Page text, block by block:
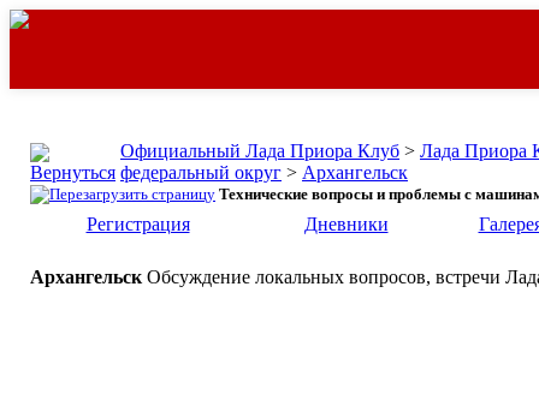
Официальный Лада Приора Клуб > Лада Приора
федеральный округ > Архангельск
Технические вопросы и проблемы с
Регистрация Дневники
Архангельск Обсуждение локальных вопросов, встречи